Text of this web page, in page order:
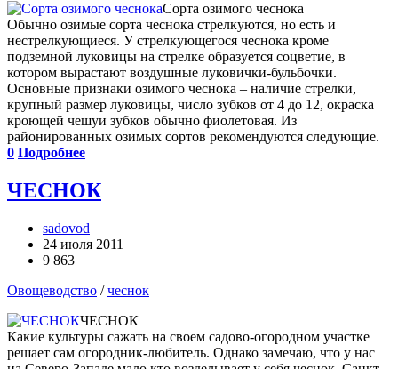
Сорта озимого чеснока
Обычно озимые сорта чеснока стрелкуются, но есть и
нестрелкующиеся. У стрелкующегося чеснока кроме
подземной луковицы на стрелке образуется соцветие, в
котором вырастают воздушные луковички-бульбочки.
Основные признаки озимого чеснока – наличие стрелки,
крупный размер луковицы, число зубков от 4 до 12, окраска
кроющей чешуи зубков обычно фиолетовая. Из
районированных озимых сортов рекомендуются следующие.
0 Подробнее
ЧЕСНОК
sadovod
24 июля 2011
9 863
Овощеводство /чеснок
ЧЕСНОК
Какие культуры сажать на своем садово-огородном участке
решает сам огородник-любитель. Однако замечаю, что у нас